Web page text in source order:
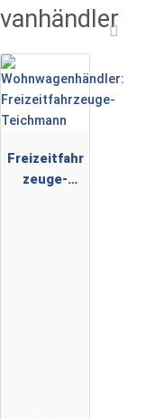
Freizeitfahr
zeuge-